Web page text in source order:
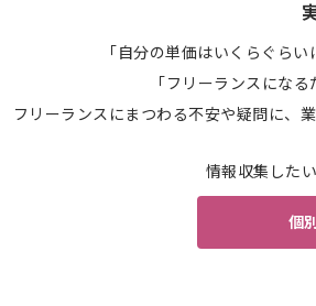
「自分の単価はいくらぐら
「フリーランスにな
フリーランスにまつわる不安や疑問に、
情報収集した
個